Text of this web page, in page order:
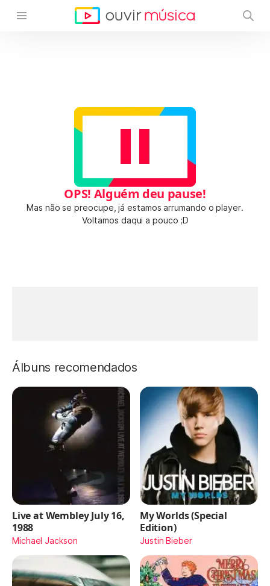
OPS! Alguém deu pause!
Mas não se preocupe, já estamos arrumando o player.
Voltamos daqui a pouco ;D
Álbuns recomendados
Live at Wembley July 16,
1988
Michael Jackson
My Worlds (Special
Edition)
Justin Bieber